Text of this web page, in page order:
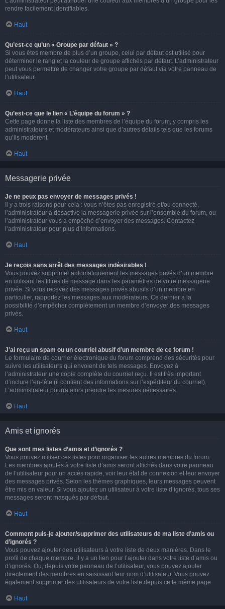
rendre facilement identifiables.
Haut
Qu’est-ce qu’un « Groupe par défaut » ?
Si vous êtes membre de plus d’un groupe, celui par défaut est utilisé pour
déterminer le rang et la couleur de groupe affichés par défaut. L’administrateur
peut vous permettre de changer votre groupe par défaut via votre panneau de
l’utilisateur.
Haut
Qu’est-ce que le lien « L’équipe du forum » ?
Cette page donne la liste des membres de l’équipe du forum, y compris les
administrateurs et modérateurs ainsi que d’autres détails tels que les forums
qu’ils modèrent.
Haut
Messagerie privée
Je ne peux pas envoyer de messages privés !
Il y a trois raisons pour cela : vous n’êtes pas enregistré et/ou connecté,
l’administrateur a désactivé la messagerie privée sur l’ensemble du forum, ou
l’administrateur vous a empêché d’envoyer des messages. Contactez
l’administrateur pour plus d’informations.
Haut
Je reçois sans arrêt des messages indésirables !
Vous pouvez supprimer automatiquement les messages privés d’un membre
en utilisant les filtres de message dans les paramètres de votre messagerie
privée. Si vous recevez des messages privés abusifs d’un membre en
particulier, rapportez les messages aux modérateurs. Ce dernier a la
possibilité d’empêcher complètement un membre d’envoyer des messages
privés.
Haut
J’ai reçu un spam ou un courriel abusif d’un membre de ce forum !
Le formulaire de courrier électronique du forum comprend des sécurités pour
suivre les utilisateurs qui envoient de tels messages. Envoyez à
l’administrateur une copie complète du courriel reçu. Il est très important
d’inclure l’en-tête (il contient des informations sur l’expéditeur du courriel).
L’administrateur pourra alors prendre les mesures nécessaires.
Haut
Amis et ignorés
Que sont mes listes d’amis et d’ignorés ?
Vous pouvez utiliser ces listes pour organiser les autres membres du forum.
Les membres ajoutés à votre liste d’amis seront affichés dans votre panneau
de l’utilisateur pour un accès rapide, voir leur état de connexion et leur envoyer
des messages privés. Selon les thèmes graphiques, leurs messages peuvent
être mis en valeur. Si vous ajoutez un utilisateur à votre liste d’ignorés, tous ses
messages seront masqués par défaut.
Haut
Comment puis-je ajouter/supprimer des utilisateurs de ma liste d’amis ou
d’ignorés ?
Vous pouvez ajouter des utilisateurs à votre liste de deux manières. Dans le
profil de chaque membre, il y a un lien pour l’ajouter dans votre liste d’amis ou
d’ignorés. Ou, depuis votre panneau de l’utilisateur, vous pouvez ajouter
directement des membres en saisissant leur nom d’utilisateur. Vous pouvez
également supprimer des utilisateurs de votre liste depuis cette même page.
Haut